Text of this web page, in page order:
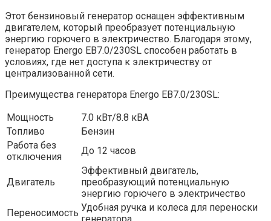
Этот бензиновый генератор оснащен эффективным
двигателем, который преобразует потенциальную
энергию горючего в электричество. Благодаря этому,
генератор Energo EB7.0/230SL способен работать в
условиях, где нет доступа к электричеству от
централизованной сети.
Преимущества генератора Energo EB7.0/230SL:
Мощность
7.0 кВт/8.8 кВА
Топливо
Бензин
Работа без
отключения
До 12 часов
Двигатель
Эффективный двигатель,
преобразующий потенциальную
энергию горючего в электричество
Переносимость Удобная ручка и колеса для переноски